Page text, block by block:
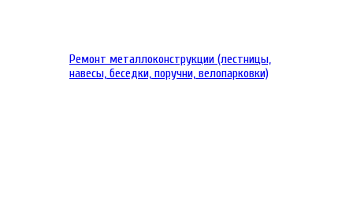
Ремонт металлоконструкции (лестницы,
навесы, беседки, поручни, велопарковки)